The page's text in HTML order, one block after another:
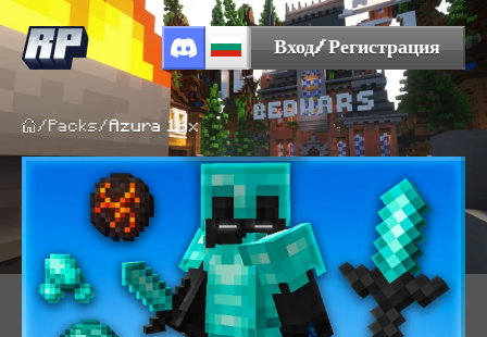
Вход/Регистрация
/ Packs/Azura 16x